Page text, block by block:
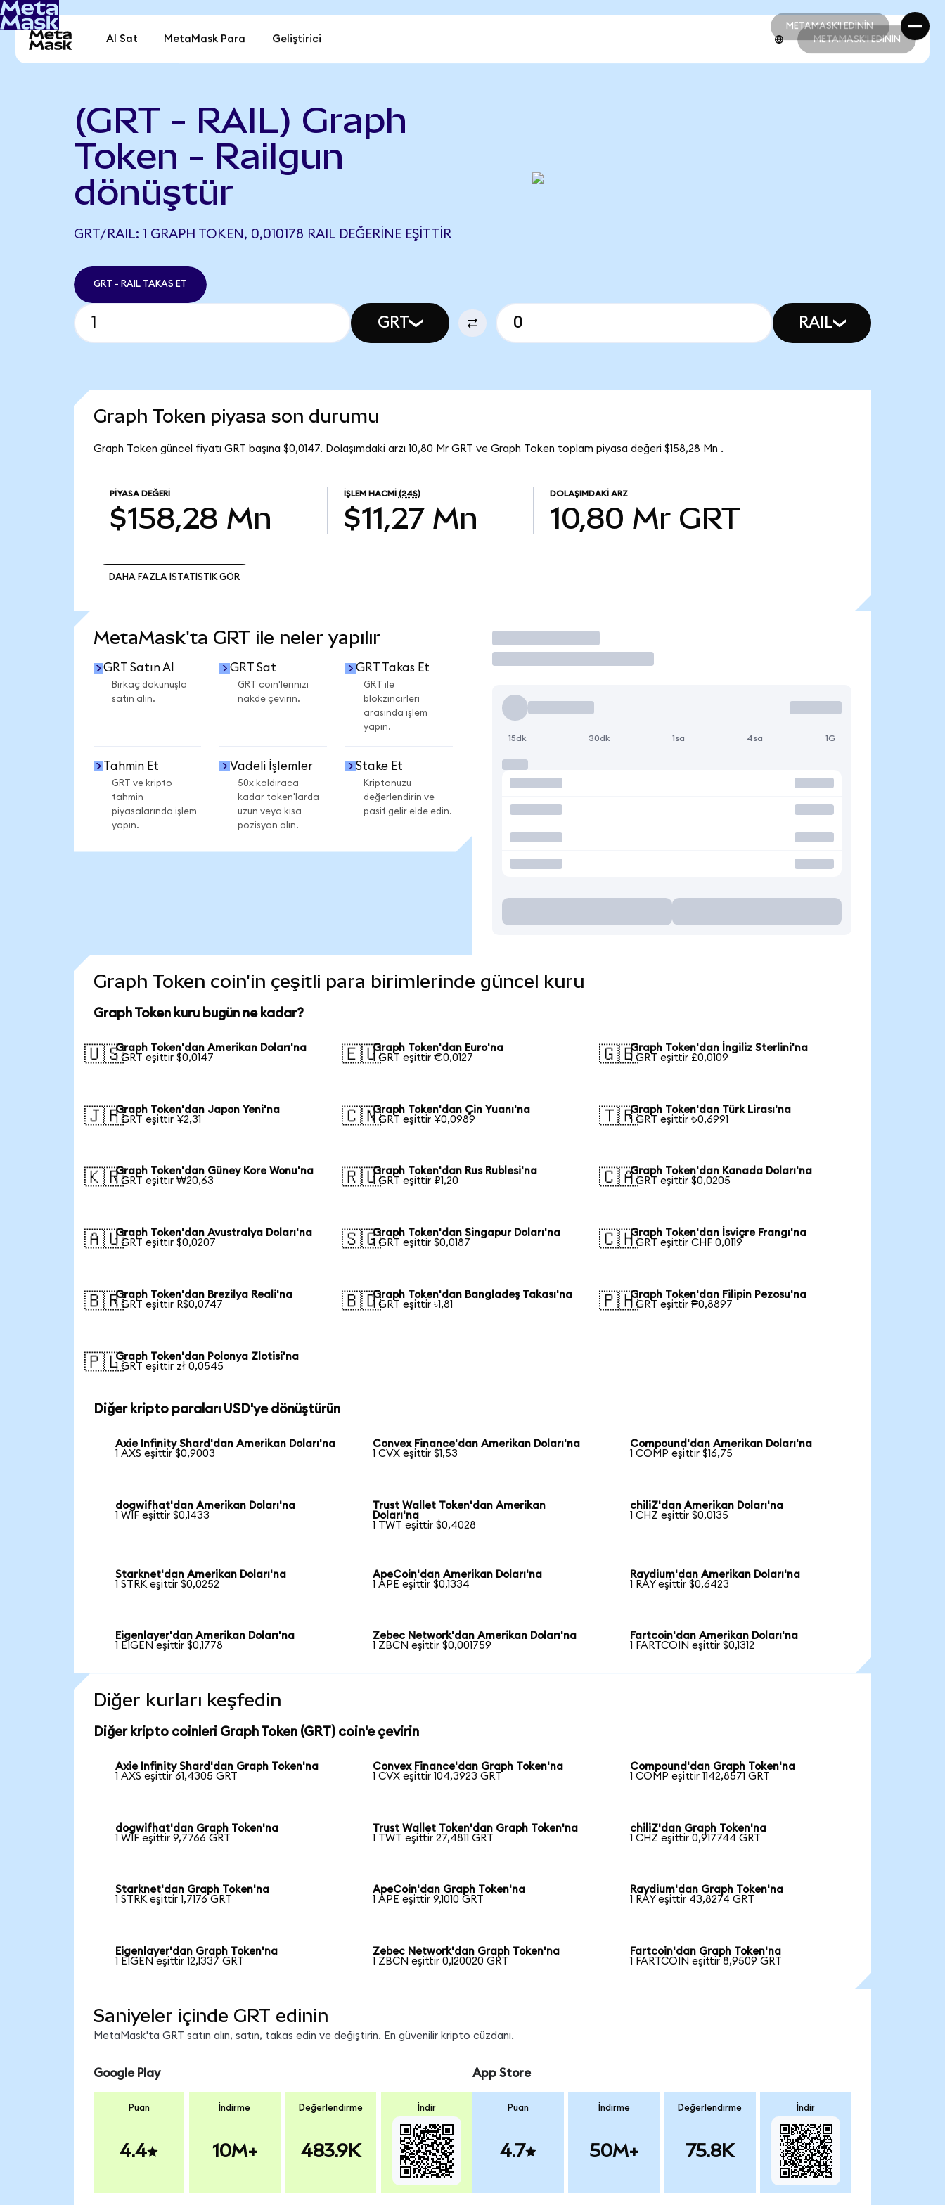
METAMASK'I EDİNİN
METAMASK'I EDİNİN
Al Sat MetaMask Para Geliştirici METAMASK'I EDİNİN
(GRT - RAIL) Graph
Token - Railgun
dönüştür
GRT/RAIL: 1 GRAPH TOKEN, 0,010178 RAIL DEĞERINE EŞITTIR
GRT - RAIL TAKAS ET
GRT RAIL
Graph Token piyasa son durumu
Graph Token güncel fiyatı GRT başına $0,0147. Dolaşımdaki arzı 10,80 Mr GRT ve Graph Token toplam piyasa değeri $158,28 Mn .
PIYASA DEĞERI
$158,28 Mn
İŞLEM HACMI (24S)
$11,27 Mn
DOLAŞIMDAKI ARZ
10,80 Mr GRT
DAHA FAZLA İSTATİSTİK GÖR
MetaMask'ta GRT ile neler yapılır
GRT Satın Al
Birkaç dokunuşla
satın alın.
GRT Sat
GRT coin'lerinizi
nakde çevirin.
GRT Takas Et
GRT ile
blokzincirleri
arasında işlem
yapın.
Tahmin Et
GRT ve kripto
tahmin
piyasalarında işlem
yapın.
Vadeli İşlemler
50x kaldıraca
kadar token'larda
uzun veya kısa
pozisyon alın.
Stake Et
Kriptonuzu
değerlendirin ve
pasif gelir elde edin.
İşlem Yap
15dk 30dk 1sa 4sa 1G
Graph Token coin'in çeşitli para birimlerinde güncel kuru
Graph Token kuru bugün ne kadar?
🇺🇸Graph Token'dan Amerikan Doları'na
1 GRT eşittir $0,0147
🇪🇺Graph Token'dan Euro'na
1 GRT eşittir €0,0127
🇬🇧Graph Token'dan İngiliz Sterlini'na
1 GRT eşittir £0,0109
🇯🇵Graph Token'dan Japon Yeni'na
1 GRT eşittir ¥2,31
🇨🇳Graph Token'dan Çin Yuanı'na
1 GRT eşittir ¥0,0989
🇹🇷Graph Token'dan Türk Lirası'na
1 GRT eşittir ₺0,6991
🇰🇷Graph Token'dan Güney Kore Wonu'na
1 GRT eşittir ₩20,63
🇷🇺Graph Token'dan Rus Rublesi'na
1 GRT eşittir ₽1,20
🇨🇦Graph Token'dan Kanada Doları'na
1 GRT eşittir $0,0205
🇦🇺Graph Token'dan Avustralya Doları'na
1 GRT eşittir $0,0207
🇸🇬Graph Token'dan Singapur Doları'na
1 GRT eşittir $0,0187
🇨🇭Graph Token'dan İsviçre Frangı'na
1 GRT eşittir CHF 0,0119
🇧🇷Graph Token'dan Brezilya Reali'na
1 GRT eşittir R$0,0747
🇧🇩Graph Token'dan Bangladeş Takası'na
1 GRT eşittir ৳1,81
🇵🇭Graph Token'dan Filipin Pezosu'na
1 GRT eşittir ₱0,8897
🇵🇱Graph Token'dan Polonya Zlotisi'na
1 GRT eşittir zł 0,0545
Diğer kripto paraları USD'ye dönüştürün
Axie Infinity Shard'dan Amerikan Doları'na
1 AXS eşittir $0,9003
Convex Finance'dan Amerikan Doları'na
1 CVX eşittir $1,53
Compound'dan Amerikan Doları'na
1 COMP eşittir $16,75
dogwifhat'dan Amerikan Doları'na
1 WIF eşittir $0,1433
Trust Wallet Token'dan Amerikan
Doları'na
1 TWT eşittir $0,4028
chiliZ'dan Amerikan Doları'na
1 CHZ eşittir $0,0135
Starknet'dan Amerikan Doları'na
1 STRK eşittir $0,0252
ApeCoin'dan Amerikan Doları'na
1 APE eşittir $0,1334
Raydium'dan Amerikan Doları'na
1 RAY eşittir $0,6423
Eigenlayer'dan Amerikan Doları'na
1 EIGEN eşittir $0,1778
Zebec Network'dan Amerikan Doları'na
1 ZBCN eşittir $0,001759
Fartcoin'dan Amerikan Doları'na
1 FARTCOIN eşittir $0,1312
Diğer kurları keşfedin
Diğer kripto coinleri Graph Token (GRT) coin'e çevirin
Axie Infinity Shard'dan Graph Token'na
1 AXS eşittir 61,4305 GRT
Convex Finance'dan Graph Token'na
1 CVX eşittir 104,3923 GRT
Compound'dan Graph Token'na
1 COMP eşittir 1142,8571 GRT
dogwifhat'dan Graph Token'na
1 WIF eşittir 9,7766 GRT
Trust Wallet Token'dan Graph Token'na
1 TWT eşittir 27,4811 GRT
chiliZ'dan Graph Token'na
1 CHZ eşittir 0,917744 GRT
Starknet'dan Graph Token'na
1 STRK eşittir 1,7176 GRT
ApeCoin'dan Graph Token'na
1 APE eşittir 9,1010 GRT
Raydium'dan Graph Token'na
1 RAY eşittir 43,8274 GRT
Eigenlayer'dan Graph Token'na
1 EIGEN eşittir 12,1337 GRT
Zebec Network'dan Graph Token'na
1 ZBCN eşittir 0,120020 GRT
Fartcoin'dan Graph Token'na
1 FARTCOIN eşittir 8,9509 GRT
Saniyeler içinde GRT edinin
MetaMask'ta GRT satın alın, satın, takas edin ve değiştirin. En güvenilir kripto cüzdanı.
Google Play
Puan
4.4
İndirme
10M+
Değerlendirme
483.9K
İndir
App Store
Puan
4.7
İndirme
50M+
Değerlendirme
75.8K
İndir